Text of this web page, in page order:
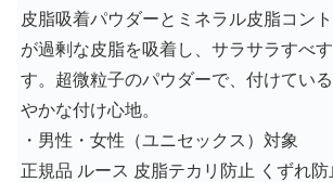
皮脂吸着パウダーとミネラル皮脂コン
が過剰な皮脂を吸着し、サラサラすべ
す。超微粒子のパウダーで、付けてい
やかな付け心地。
・男性・女性（ユニセックス）対象
正規品 ルース 皮脂テカリ防止 くずれ